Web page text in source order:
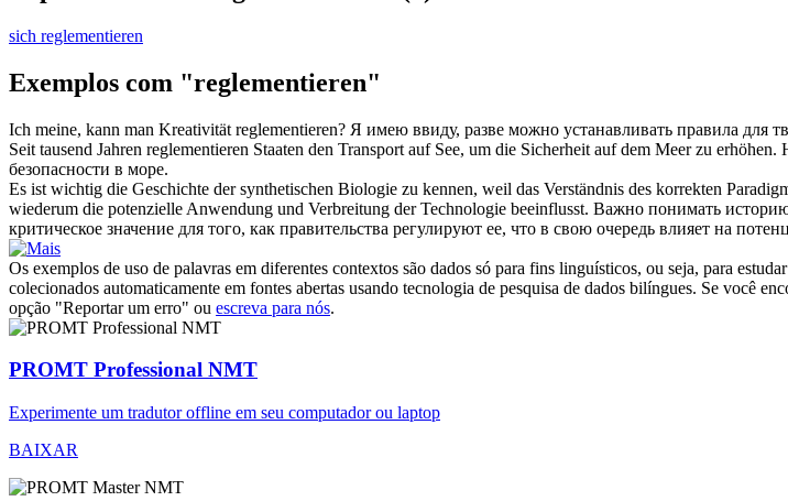
sich reglementieren
Exemplos com "reglementieren"
Ich meine, kann man Kreativität reglementieren? Я имею ввиду, разве можно устанавливать правила для
Seit tausend Jahren reglementieren Staaten den Transport auf See, um die Sicherheit auf dem Meer zu erhöhen.
безопасности в море.
Es ist wichtig die Geschichte der synthetischen Biologie zu kennen, weil das Verständnis des korrekten
wiederum die potenzielle Anwendung und Verbreitung der Technologie beeinflusst. Важно понимать
критическое значение для того, как правительства регулируют ее, что в свою очередь влияет на
Os exemplos de uso de palavras em diferentes contextos são dados só para fins linguísticos, ou seja, para
colecionados automaticamente em fontes abertas usando tecnologia de pesquisa de dados bilíngues. Se você
opção "Reportar um erro" ou escreva para nós.
PROMT Professional NMT
Experimente um tradutor offline em seu computador ou laptop
BAIXAR